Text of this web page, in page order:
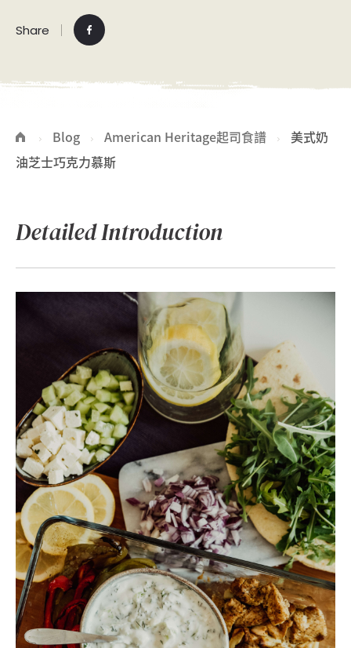
Share
Blog American Heritage起司食譜
美式奶
油芝士巧克力慕斯
Detailed Introduction